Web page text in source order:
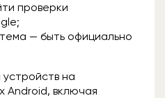
проверки
— быть официально
на
Android, включая